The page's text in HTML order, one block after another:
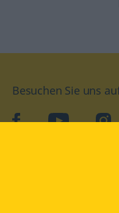
Besuchen Sie uns
facebookYouTube